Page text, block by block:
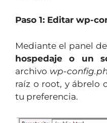
Paso 1: Editar wp-
Mediante el panel
hospedaje o un
archivo wp-
raíz o root, y ábrelo
tu preferencia.